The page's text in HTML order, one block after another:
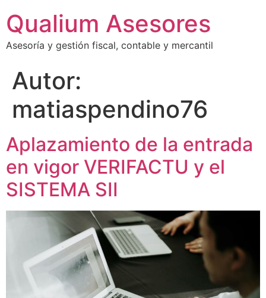
Qualium Asesores
Asesoría y gestión fiscal, contable y mercantil
Autor:
matiaspendino76
Aplazamiento de la entrada
en vigor VERIFACTU y el
SISTEMA SII